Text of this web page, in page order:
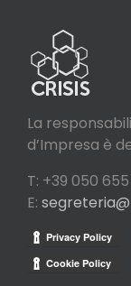
La
d’Impresa è
T: +39 050
E: